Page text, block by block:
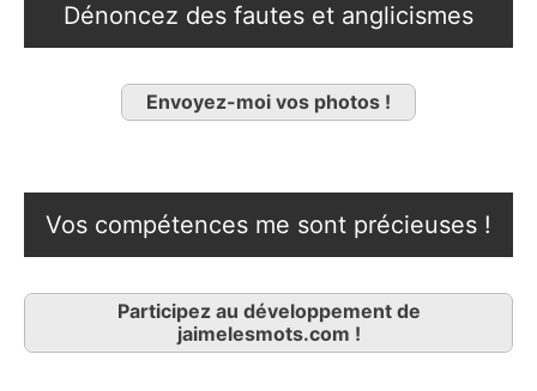
Dénoncez des fautes et anglicismes
Envoyez-moi vos photos !
Vos compétences me sont précieuses !
Participez au développement de
jaimelesmots.com !